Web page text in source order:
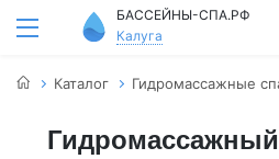
БАССЕЙНЫ-СПА.РФ
Калуга
Каталог Гидромассажные
Гидромассажный